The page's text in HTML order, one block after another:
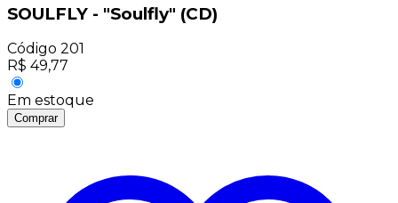
SOULFLY - "Soulfly" (CD)
Código 201
R$ 49,77
Em estoque
Comprar